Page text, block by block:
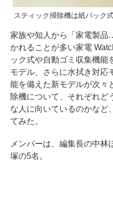
スティック掃除機は紙パック
家族や知人から「家電製
かれることが多い家電
ック式や自動ゴミ収集機能
モデル、さらに水拭き対応
能を備えた新モデルが次々
除機について、それぞれど
な人に向いているのかなど
てみた。
メンバーは、編集長の中
塚の5名。